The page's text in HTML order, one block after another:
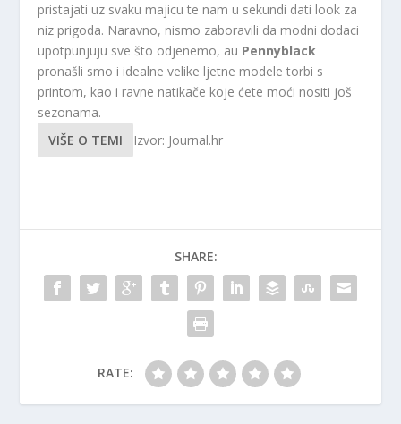
pristajati uz svaku majicu te nam u sekundi dati look za
niz prigoda. Naravno, nismo zaboravili da modni dodaci
upotpunjuju sve što odjenemo, au Pennyblack
pronašli smo i idealne velike ljetne modele torbi s
printom, kao i ravne natikače koje ćete moći nositi još
sezonama.
VIŠE O TEMI
Izvor: Journal.hr
SHARE:
RATE: